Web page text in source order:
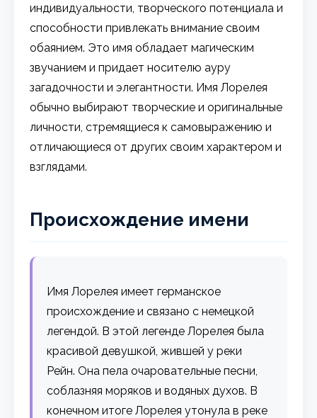
индивидуальности, творческого потенциала и
способности привлекать внимание своим
обаянием. Это имя обладает магическим
звучанием и придает носителю ауру
загадочности и элегантности. Имя Лорелея
обычно выбирают творческие и оригинальные
личности, стремящиеся к самовыражению и
отличающиеся от других своим характером и
взглядами.
Происхождение имени
Имя Лорелея имеет германское
происхождение и связано с немецкой
легендой. В этой легенде Лорелея была
красивой девушкой, жившей у реки
Рейн. Она пела очаровательные песни,
соблазняя моряков и водяных духов. В
конечном итоге Лорелея утонула в реке